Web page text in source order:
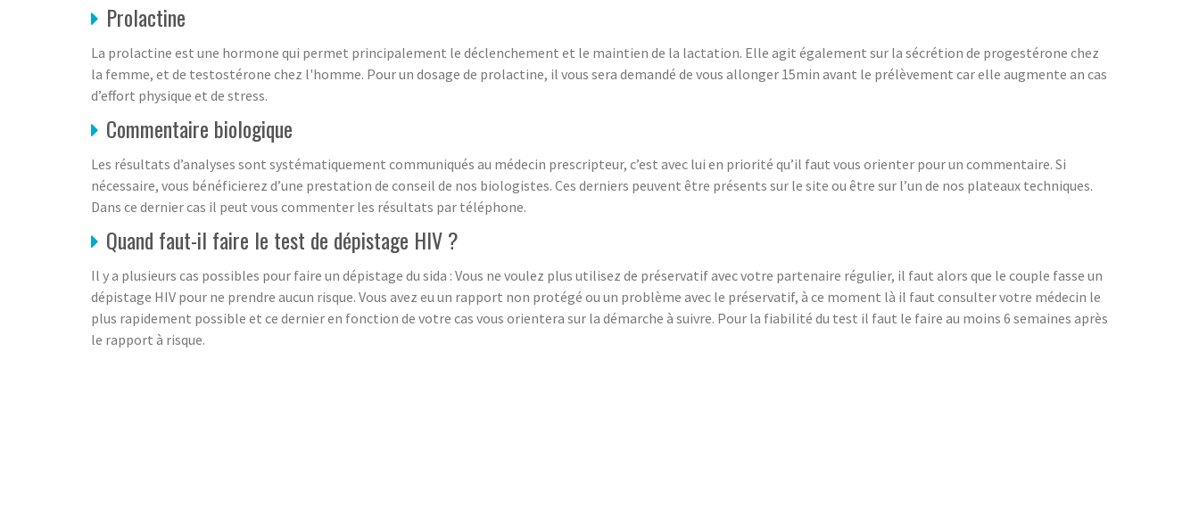
Prolactine
La prolactine est une hormone qui permet principalement le déclenchement et le maintien de la lactation. Elle agit également sur la sécrétion de progestérone chez
la femme, et de testostérone chez l'homme. Pour un dosage de prolactine, il vous sera demandé de vous allonger 15min avant le prélèvement car elle augmente an cas
d’effort physique et de stress.
Commentaire biologique
Les résultats d’analyses sont systématiquement communiqués au médecin prescripteur, c’est avec lui en priorité qu’il faut vous orienter pour un commentaire. Si
nécessaire, vous bénéficierez d’une prestation de conseil de nos biologistes. Ces derniers peuvent être présents sur le site ou être sur l’un de nos plateaux techniques.
Dans ce dernier cas il peut vous commenter les résultats par téléphone.
Quand faut-il faire le test de dépistage HIV ?
Il y a plusieurs cas possibles pour faire un dépistage du sida : Vous ne voulez plus utilisez de préservatif avec votre partenaire régulier, il faut alors que le couple fasse un
dépistage HIV pour ne prendre aucun risque. Vous avez eu un rapport non protégé ou un problème avec le préservatif, à ce moment là il faut consulter votre médecin le
plus rapidement possible et ce dernier en fonction de votre cas vous orientera sur la démarche à suivre. Pour la fiabilité du test il faut le faire au moins 6 semaines après
le rapport à risque.